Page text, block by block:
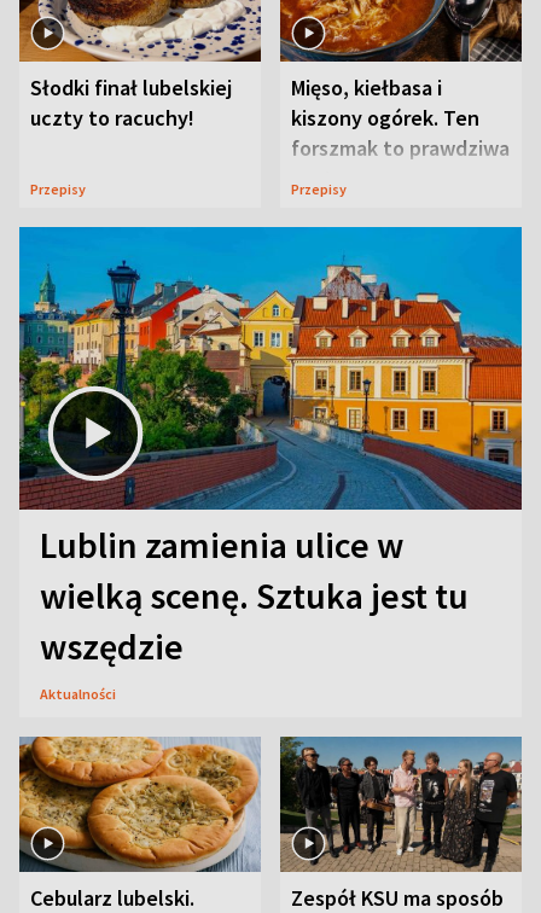
Słodki finał lubelskiej
uczty to racuchy!
Przepisy
Mięso, kiełbasa i
kiszony ogórek. Ten
forszmak to prawdziwa
uczta
Przepisy
Lublin zamienia ulice w
wielką scenę. Sztuka jest tu
wszędzie
Aktualności
Cebularz lubelski.
Zespół KSU ma sposób